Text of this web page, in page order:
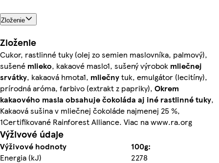
Zloženie
Zloženie
Cukor, rastlinné tuky (olej zo semien maslovníka, palmový),
sušené mlieko, kakaové maslo1, sušený výrobok mliečnej
srvátky, kakaová hmota1, mliečnytuk, emulgátor (lecitíny),
prírodná aróma, farbivo (extrakt z papriky), Okrem
kakaového masla obsahuje čokoláda aj iné rastlinné tuky,
Kakaová sušina v mliečnej čokoláde najmenej 25 %,
1Certifikované Rainforest Alliance. Viac na www.ra.org
Výživové údaje
Výživové hodnoty
100g:
Energia (kJ)
2278